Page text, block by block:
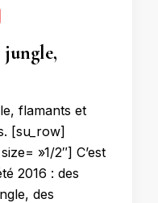
jungle,
flamants et
[su_row]
»1/2″] C’est
2016 : des
des